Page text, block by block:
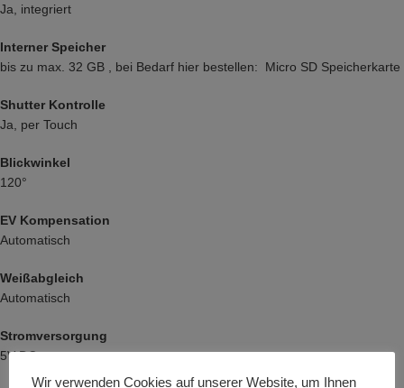
Ja, integriert
Interner Speicher
bis zu max. 32 GB , bei Bedarf hier bestellen: Micro SD Speicherkarte
Shutter Kontrolle
Ja, per Touch
Blickwinkel
120°
EV Kompensation
Automatisch
Weißabgleich
Automatisch
Stromversorgung
5V DC
Wir verwenden Cookies auf unserer Website, um Ihnen